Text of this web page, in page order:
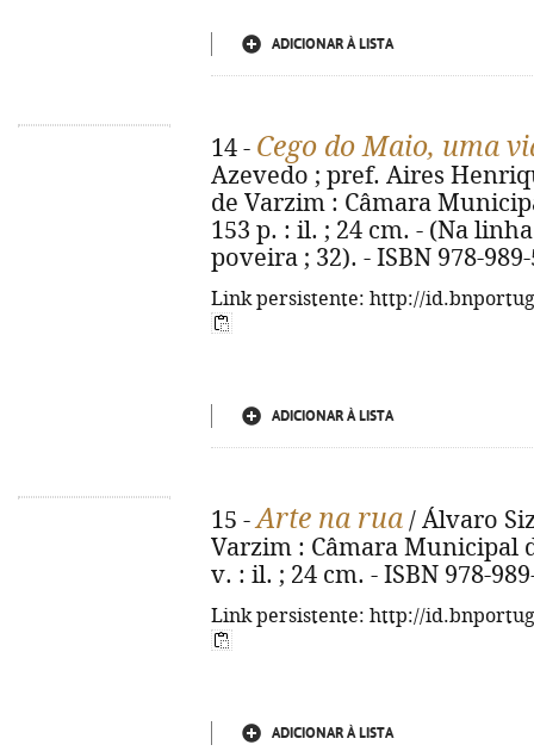
ADICIONAR À LISTA
14 - Cego do Maio, uma
Azevedo ; pref. Aires
de Varzim : Câmara
153 p. : il. ; 24 cm. - (Na
poveira ; 32). - ISBN 978-
Link persistente: http://
ADICIONAR À LISTA
15 -Arte na rua / Álvaro
Varzim : Câmara Municipal
v. : il. ; 24 cm. - ISBN 978-
Link persistente: http://
ADICIONAR À LISTA